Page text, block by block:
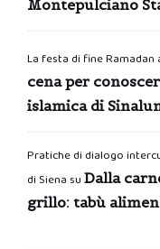
Montepulciano
La festa di fine Ramadan
cena per
islamica di
Pratiche di dialogo
di Siena su Dalla
grillo: tabù